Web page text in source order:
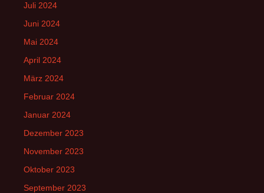
Juli 2024
Juni 2024
Mai 2024
April 2024
März 2024
Februar 2024
Januar 2024
Dezember 2023
November 2023
Oktober 2023
September 2023